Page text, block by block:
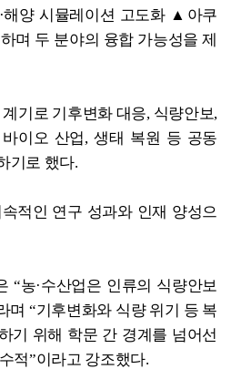
해양 시뮬레이션 고도화 ▲아쿠
며 두 분야의 융합 가능성을 제
기로 기후변화 대응, 식량안보,
바이오 산업, 생태 복원 등 공동
기로 했다.
적인 연구 성과와 인재 양성으
“농·수산업은 인류의 식량안보
며 “기후변화와 식량 위기 등 복
기 위해 학문 간 경계를 넘어선
적”이라고 강조했다.